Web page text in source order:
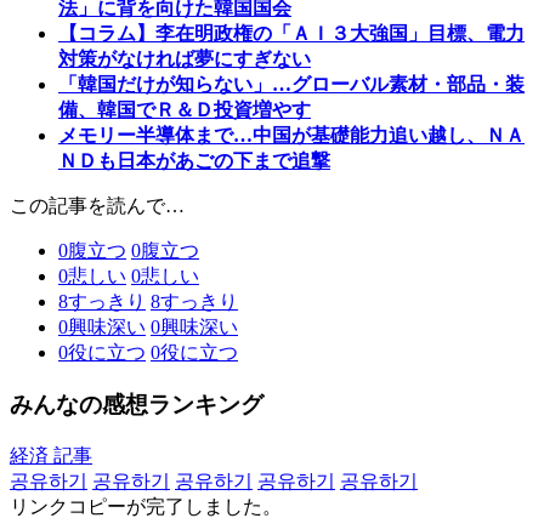
法」に背を向けた韓国国会
【コラム】李在明政権の「ＡＩ３大強国」目標、電力
対策がなければ夢にすぎない
「韓国だけが知らない」…グローバル素材・部品・装
備、韓国でＲ＆Ｄ投資増やす
メモリー半導体まで…中国が基礎能力追い越し、ＮＡ
ＮＤも日本があごの下まで追撃
この記事を読んで…
0腹立つ 0腹立つ
0悲しい 0悲しい
8すっきり 8すっきり
0興味深い 0興味深い
0役に立つ 0役に立つ
みんなの感想ランキング
経済 記事
공유하기
공유하기 공유하기 공유하기
공유하기
リンクコピーが完了しました。